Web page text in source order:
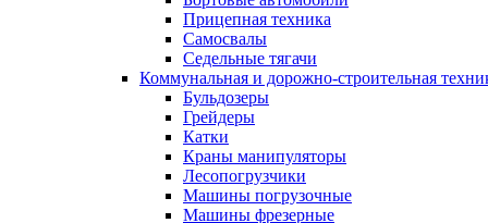
Прицепная техника
Самосвалы
Седельные тягачи
Коммунальная и дорожно-строительная
Бульдозеры
Грейдеры
Катки
Краны манипуляторы
Лесопогрузчики
Машины погрузочные
Машины фрезерные